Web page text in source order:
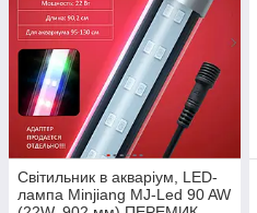
Світильник в акваріум, LED-
лампа Minjiang MJ-Led 90 AW